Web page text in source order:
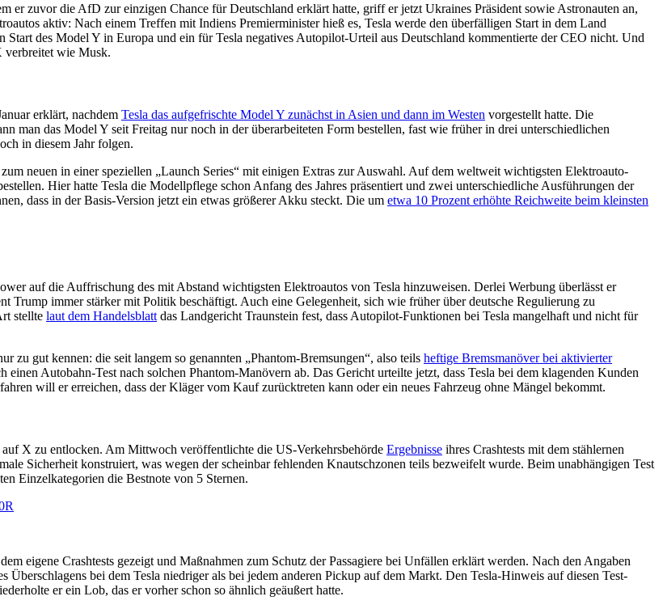
er zuvor die AfD zur einzigen Chance für Deutschland erklärt hatte, griff er jetzt Ukraines Präsident sowie Astronauten an,
aktiv: Nach einem Treffen mit Indiens Premierminister hieß es, Tesla werde den überfälligen Start in dem Land
des Model Y in Europa und ein für Tesla negatives Autopilot-Urteil aus Deutschland kommentierte der CEO nicht. Und
verbreitet wie Musk.
erklärt, nachdem Tesla das aufgefrischte Model Y zunächst in Asien und dann im Westen vorgestellt hatte. Die
man das Model Y seit Freitag nur noch in der überarbeiteten Form bestellen, fast wie früher in drei unterschiedlichen
in diesem Jahr folgen.
neuen in einer speziellen „Launch Series“ mit einigen Extras zur Auswahl. Auf dem weltweit wichtigsten Elektroauto-
Hier hatte Tesla die Modellpflege schon Anfang des Jahres präsentiert und zwei unterschiedliche Ausführungen der
dass in der Basis-Version jetzt ein etwas größerer Akku steckt. Die um etwa 10 Prozent erhöhte Reichweite beim kleinsten
auf die Auffrischung des mit Abstand wichtigsten Elektroautos von Tesla hinzuweisen. Derlei Werbung überlässt er
Trump immer stärker mit Politik beschäftigt. Auch eine Gelegenheit, sich wie früher über deutsche Regulierung zu
stellte laut dem Handelsblatt das Landgericht Traunstein fest, dass Autopilot-Funktionen bei Tesla mangelhaft und nicht für
zu gut kennen: die seit langem so genannten „Phantom-Bremsungen“, also teils heftige Bremsmanöver bei aktivierter
einen Autobahn-Test nach solchen Phantom-Manövern ab. Das Gericht urteilte jetzt, dass Tesla bei dem klagenden Kunden
will er erreichen, dass der Kläger vom Kauf zurücktreten kann oder ein neues Fahrzeug ohne Mängel bekommt.
X zu entlocken. Am Mittwoch veröffentlichte die US-Verkehrsbehörde Ergebnisse ihres Crashtests mit dem stählernen
Sicherheit konstruiert, was wegen der scheinbar fehlenden Knautschzonen teils bezweifelt wurde. Beim unabhängigen Test
Einzelkategorien die Bestnote von 5 Sternen.
eigene Crashtests gezeigt und Maßnahmen zum Schutz der Passagiere bei Unfällen erklärt werden. Nach den Angaben
bei dem Tesla niedriger als bei jedem anderen Pickup auf dem Markt. Den Tesla-Hinweis auf diesen Test-
er ein Lob, das er vorher schon so ähnlich geäußert hatte.